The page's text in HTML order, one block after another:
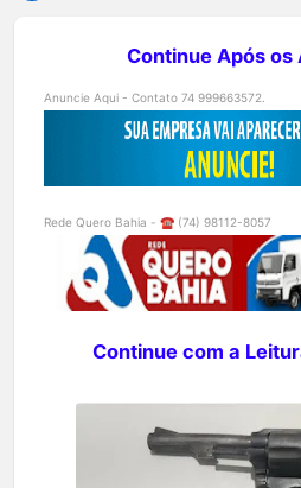
Continue Após os
Anuncie Aqui - Contato 74 999663572.
Rede Quero Bahia - ☎️ (74) 98112-8057
Continue com a